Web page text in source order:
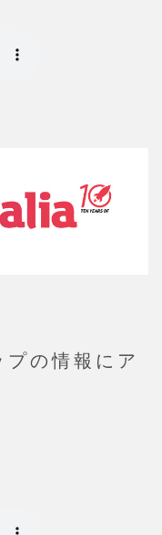
の情報にア